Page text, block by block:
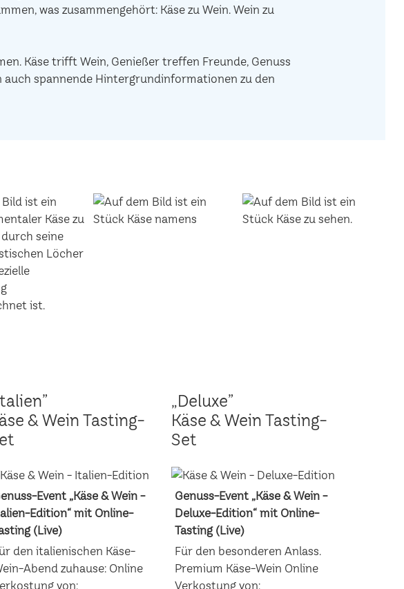
was zusammengehört: Käse zu Wein. Wein zu
Käse trifft Wein, Genießer treffen Freunde, Genuss
spannende Hintergrundinformationen zu den
& Wein Tasting-
Event „Käse & Wein -
Edition“ mit Online-
(Live)
den italienischen Käse-
Abend zuhause: Online
von:
„Deluxe”
Käse & Wein Tasting-
Set
Genuss-Event „Käse & Wein -
Deluxe-Edition“ mit Online-
Tasting (Live)
Für den besonderen Anlass.
Premium Käse-Wein Online
Verkostung von: